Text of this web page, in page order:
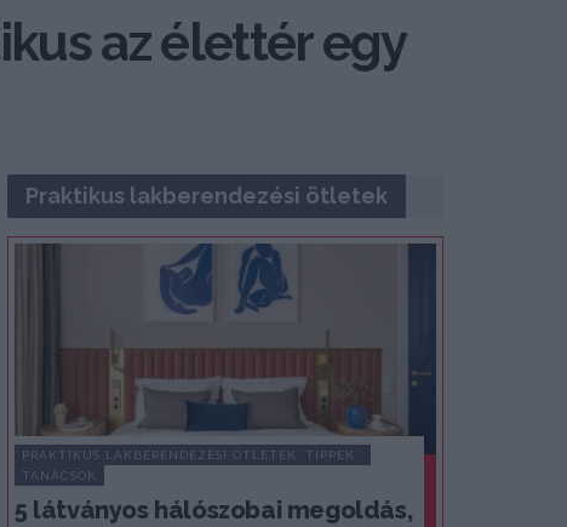
az élettér egy
Praktikus lakberendezési ötletek
PRAKTIKUS LAKBERENDEZÉSI ÖTLETEK, TIPPEK,
TANÁCSOK
5 látványos hálószobai megoldás,